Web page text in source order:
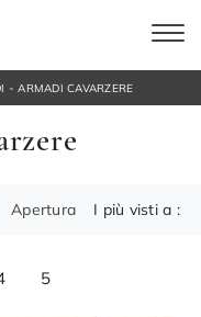
-ARMADI CAVARZERE
Apertura I più visti a :
5